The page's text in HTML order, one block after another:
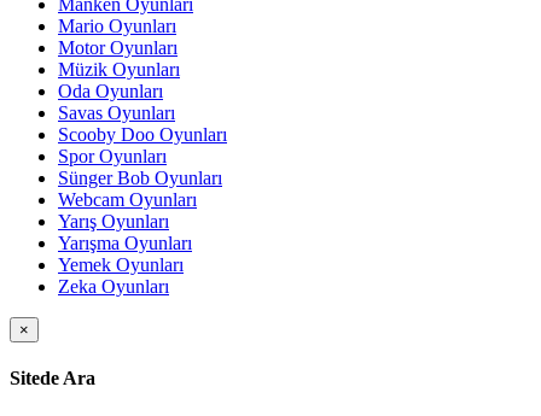
Mario Oyunları
Motor Oyunları
Müzik Oyunları
Oda Oyunları
Savas Oyunları
Scooby Doo Oyunları
Spor Oyunları
Sünger Bob Oyunları
Webcam Oyunları
Yarış Oyunları
Yarışma Oyunları
Yemek Oyunları
Zeka Oyunları
×
Sitede Ara